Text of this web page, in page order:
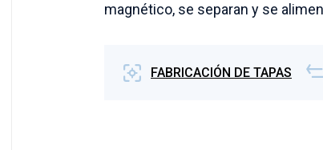
magnético, se separan y se
FABRICACIÓN DE TAPAS